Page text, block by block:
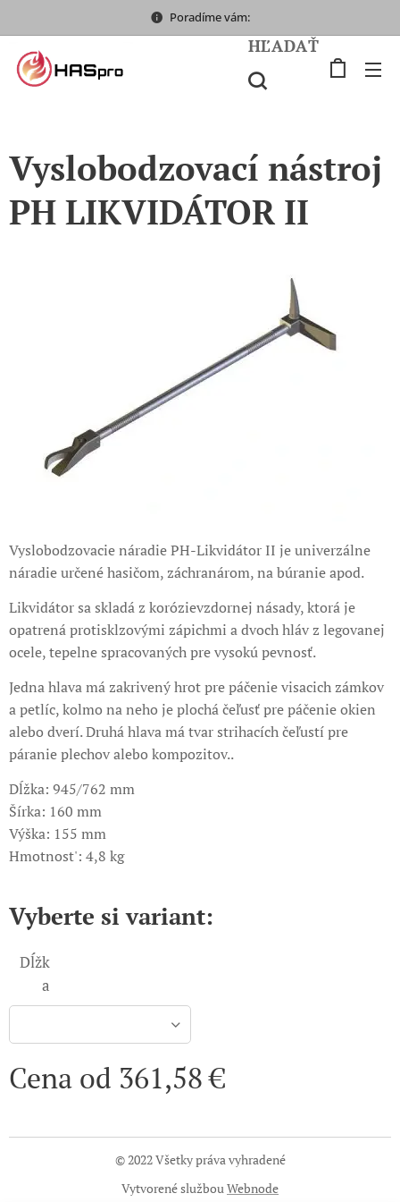
Poradíme vám:
HĽADAŤ
Vyslobodzovací nástroj
PH LIKVIDÁTOR II
Vyslobodzovacie náradie PH-Likvidátor II je univerzálne
náradie určené hasičom, záchranárom, na búranie apod.
Likvidátor sa skladá z korózievzdornej násady, ktorá je
opatrená protisklzovými zápichmi a dvoch hláv z legovanej
ocele, tepelne spracovaných pre vysokú pevnosť.
Jedna hlava má zakrivený hrot pre páčenie visacich zámkov
a petlíc, kolmo na neho je plochá čeľusť pre páčenie okien
alebo dverí. Druhá hlava má tvar strihacích čeľustí pre
páranie plechov alebo kompozitov..
Dĺžka: 945/762 mm
Šírka: 160 mm
Výška: 155 mm
Hmotnost': 4,8 kg
Vyberte si variant:
Dĺžk
a
Cena od 361,58€
© 2022 Všetky práva vyhradené
Vytvorené službouWebnode